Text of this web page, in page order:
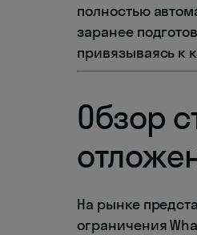
полностью
заранее
привязываясь к
Обзор
На рынке
ограничения